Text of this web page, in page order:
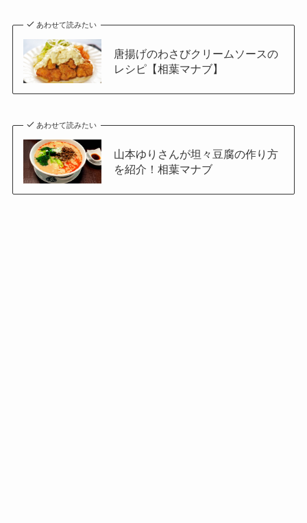
あわせて読みたい
唐揚げのわさびクリームソースの
レシピ【相葉マナブ】
あわせて読みたい
山本ゆりさんが坦々豆腐の作り方
を紹介！相葉マナブ